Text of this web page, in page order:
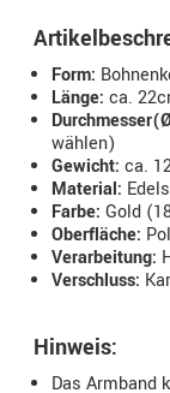
Form:
Länge: ca.
wählen)
Gewicht: ca.
Material:
Farbe: Gold
Oberfläche:
Verarbeitung:
Verschluss:
Hinweis:
Das Armband